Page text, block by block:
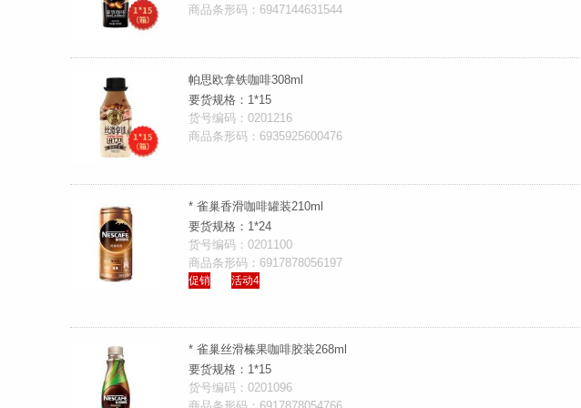
商品条形码：6947144631544
帕思欧拿铁咖啡308ml
要货规格：1*15
货号编码：0201216
商品条形码：6935925600476
* 雀巢香滑咖啡罐装210ml
要货规格：1*24
货号编码：0201100
商品条形码：6917878056197
促销 活动4
* 雀巢丝滑榛果咖啡胶装268ml
要货规格：1*15
货号编码：0201096